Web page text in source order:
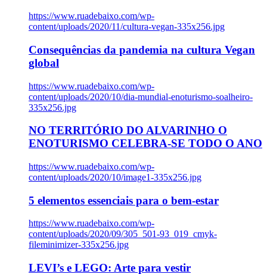
https://www.ruadebaixo.com/wp-
content/uploads/2020/11/cultura-vegan-335x256.jpg
Consequências da pandemia na cultura Vegan
global
https://www.ruadebaixo.com/wp-
content/uploads/2020/10/dia-mundial-enoturismo-soalheiro-
335x256.jpg
NO TERRITÓRIO DO ALVARINHO O
ENOTURISMO CELEBRA-SE TODO O ANO
https://www.ruadebaixo.com/wp-
content/uploads/2020/10/image1-335x256.jpg
5 elementos essenciais para o bem-estar
https://www.ruadebaixo.com/wp-
content/uploads/2020/09/305_501-93_019_cmyk-
fileminimizer-335x256.jpg
LEVI’s e LEGO: Arte para vestir